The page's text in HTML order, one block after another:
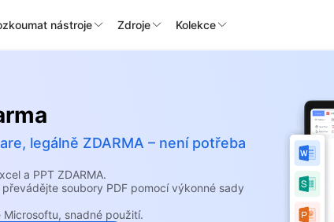
nástroje Zdroje Kolekce
legálně ZDARMA – není potřeba
a PPT ZDARMA.
soubory PDF pomocí výkonné sady
Microsoftu, snadné použití.